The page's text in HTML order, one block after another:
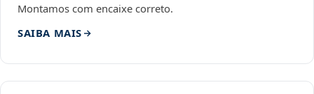
Montamos com encaixe correto.
SAIBA MAIS